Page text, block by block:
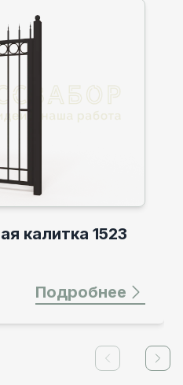
сварные
370 руб./ шт.
Previous